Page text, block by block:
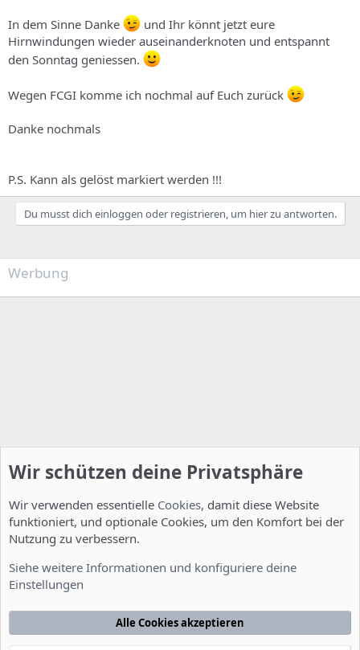
In dem Sinne Danke
und Ihr könnt jetzt eure
Hirnwindungen wieder auseinanderknoten und entspannt
den Sonntag geniessen.
Wegen FCGI komme ich nochmal auf Euch zurück
Danke nochmals
P.S. Kann als gelöst markiert werden !!!
Du musst dich einloggen oder registrieren, um hier zu antworten.
Werbung
Nutzungsbedingungen Datenschutzerklärung
Startseite
Wir schützen deine Privatsphäre
Wir verwenden essentielle Cookies, damit diese Website
funktioniert, und optionale Cookies, um den Komfort bei der
Nutzung zu verbessern.
Siehe weitere Informationen und konfiguriere deine
Einstellungen
Alle Cookies akzeptieren